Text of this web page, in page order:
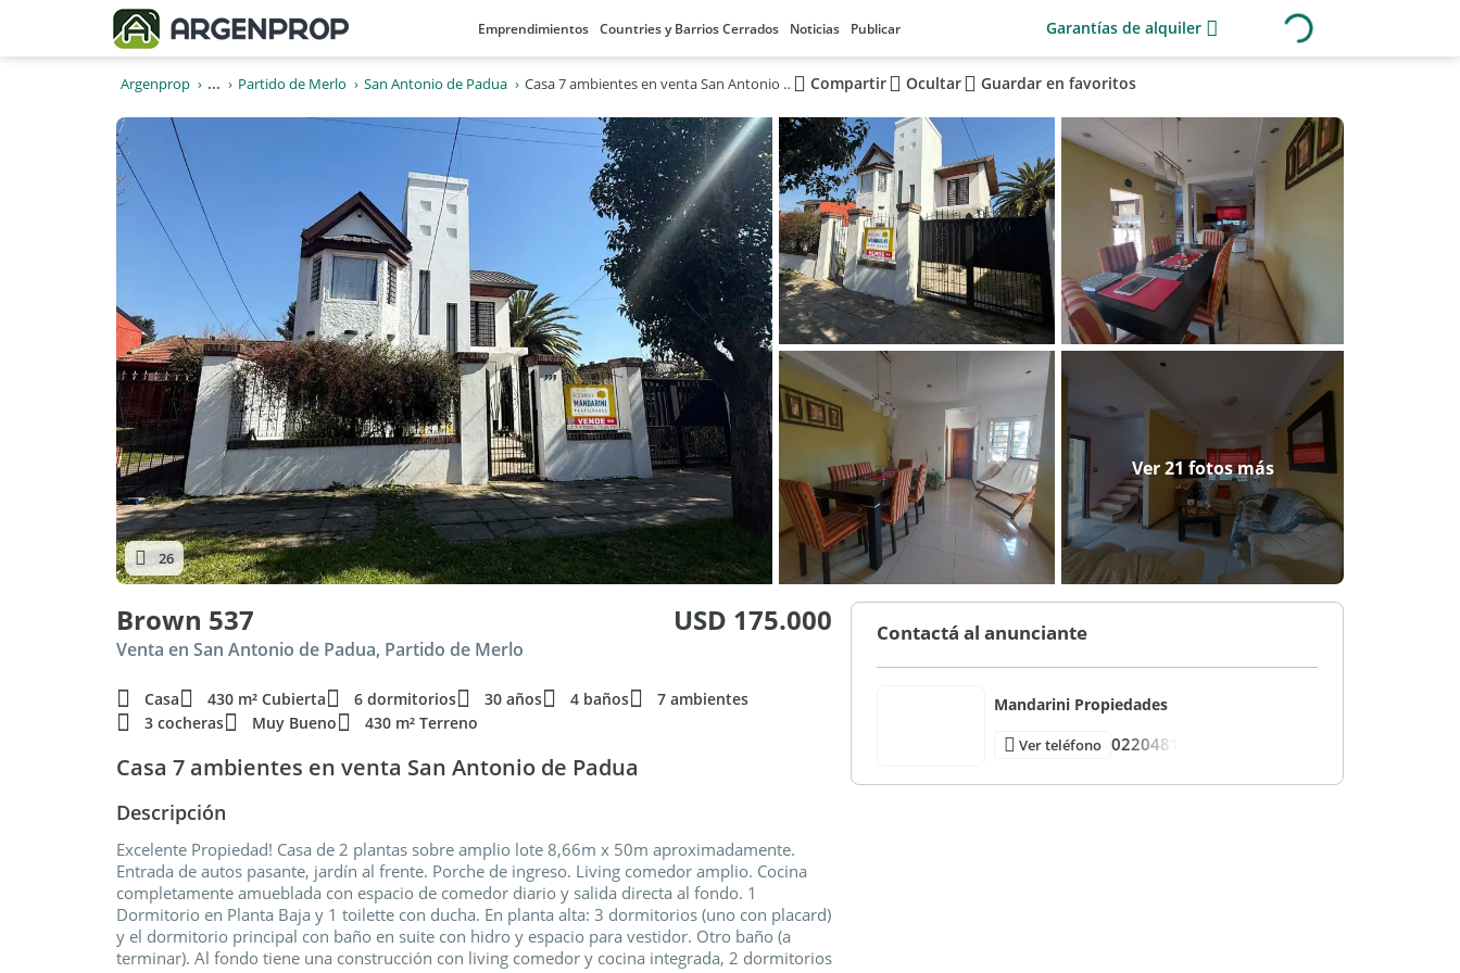
Emprendimientos Countries y Barrios Cerrados Noticias Publicar Garantías de alquiler
Argenprop ... Partido de Merlo San Antonio de Padua Casa 7 ambientes en venta San Antonio de Padua Compartir Ocultar Guardar en favoritos
Ver 21 fotos más
26
Brown 537 USD 175.000
Venta en San Antonio de Padua, Partido de Merlo
Casa 430 m² Cubierta 6 dormitorios 30 años 4 baños
7 ambientes
3 cocheras
Muy Bueno 430 m² Terreno
Casa 7 ambientes en venta San Antonio de Padua
Descripción
Excelente Propiedad! Casa de 2 plantas sobre amplio lote 8,66m x 50m aproximadamente.
Entrada de autos pasante, jardín al frente. Porche de ingreso. Living comedor amplio. Cocina
completamente amueblada con espacio de comedor diario y salida directa al fondo. 1
Dormitorio en Planta Baja y 1 toilette con ducha. En planta alta: 3 dormitorios (uno con placard)
y el dormitorio principal con baño en suite con hidro y espacio para vestidor. Otro baño (a
terminar). Al fondo tiene una construcción con living comedor y cocina integrada, 2 dormitorios
Contactá al anunciante
Mandarini Propiedades
Ver teléfono 0220481